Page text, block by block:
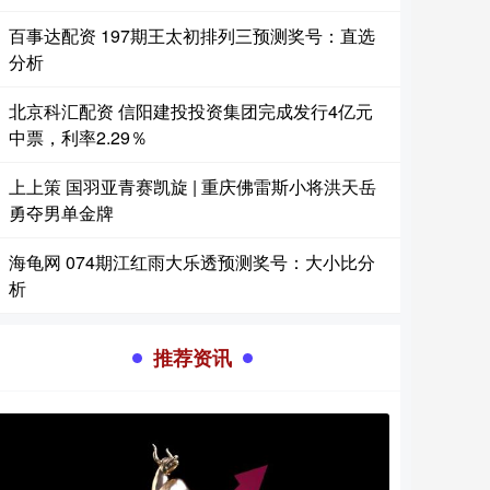
百事达配资 197期王太初排列三预测奖号：直选
分析
北京科汇配资 信阳建投投资集团完成发行4亿元
中票，利率2.29％
上上策 国羽亚青赛凯旋 | 重庆佛雷斯小将洪天岳
勇夺男单金牌
海龟网 074期江红雨大乐透预测奖号：大小比分
析
推荐资讯